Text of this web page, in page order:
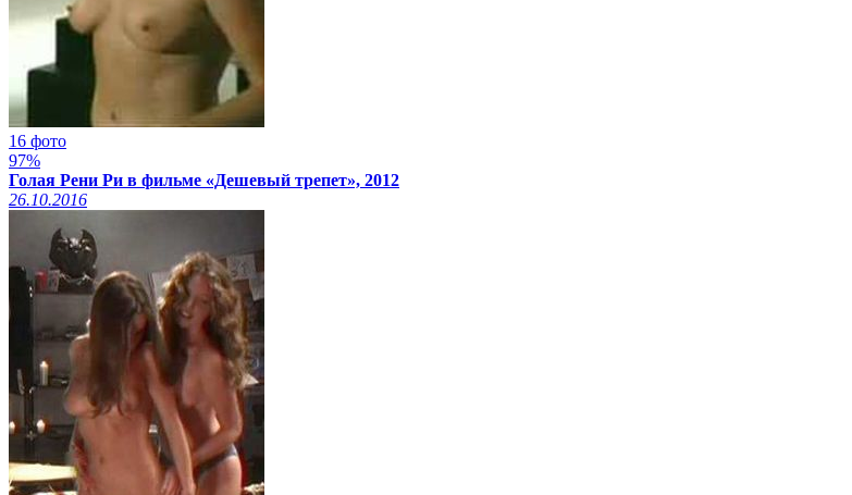
16 фото
97%
Голая Рени Ри в фильме «Дешевый трепет», 2012
26.10.2016